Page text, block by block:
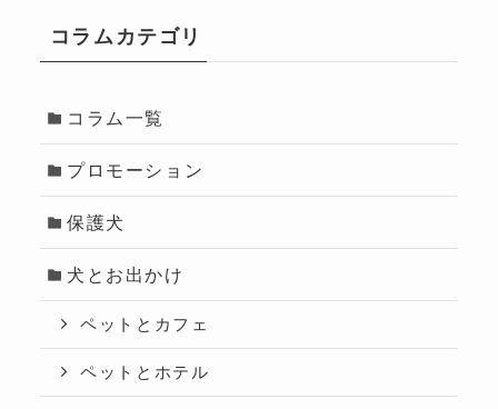
コラムカテゴリ
コラム一覧
プロモーション
保護犬
犬とお出かけ
ペットとカフェ
ペットとホテル